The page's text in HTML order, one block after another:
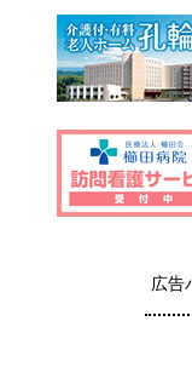
広告